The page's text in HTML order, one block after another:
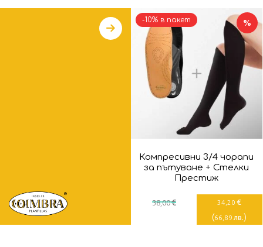
%
Компресивни 3/4 чорапи
за пътуване + Стелки
Престиж
38,00€ 34 ,20 €
(66 ,89 лв.)
-10% в пакет